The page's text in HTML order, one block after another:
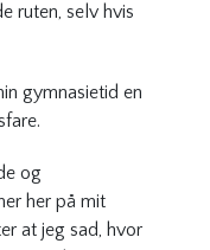
ruten, selv hvis
gymnasietid en
og
her på mit
at jeg sad, hvor